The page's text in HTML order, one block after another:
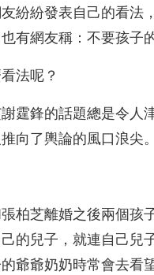
紛紛發表自己的看法
有網友稱：不要孩子
法呢？
霆鋒的話題總是令人
向了輿論的風口浪尖。
柏芝離婚之後兩個孩
的兒子，就連自己兒
爺爺奶奶時常會去看